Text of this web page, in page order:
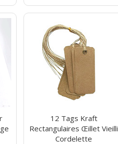
12 Tags Kraft
Rectangulaires Œillet Vieilli
Cordelette